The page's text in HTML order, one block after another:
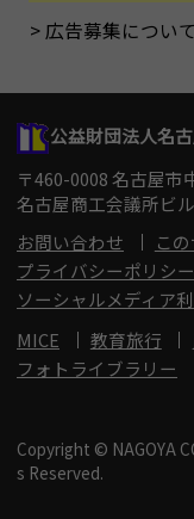
広告募集について
公益財団法人名
〒460-0008 名古屋市
名古屋商工会議所ビ
お問い合わせ
こ
プライバシーポリシー
ソーシャルメディア
MICE
教育旅行
フォトライブラリー
Copyright © NAGOYA
s Reserved.